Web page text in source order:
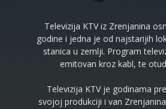
Televizija KTV iz Zrenjanina
godine i jedna je od najstarijih
stanica u zemlji. Program
emitovan kroz kabl, te
Televizija KTV je godinama
svojoj produkciji i van